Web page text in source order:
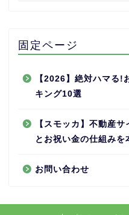
固定ページ
【2026】絶対ハマる!
キング10選
【スモッカ】不動産
とお祝い金の仕組みを
お問い合わせ